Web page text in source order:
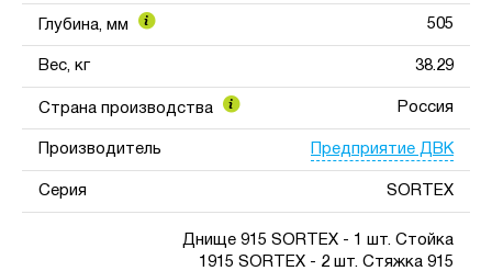
Глубина, мм 505
Вес, кг 38.29
Страна производства Россия
Производитель Предприятие ДВК
Серия SORTEX
Днище 915 SORTEX - 1 шт. Стойка
1915 SORTEX - 2 шт. Стяжка 915